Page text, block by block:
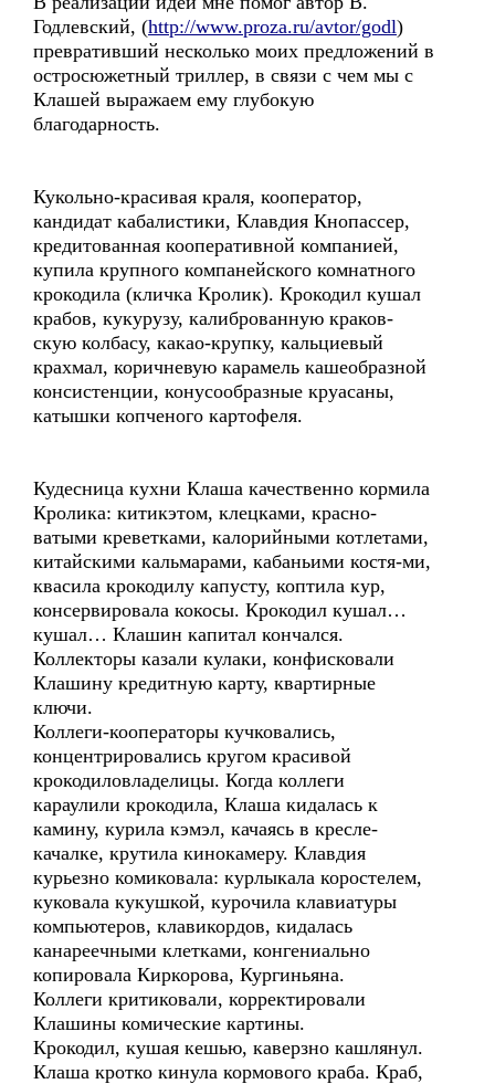
Годлевский, (http://www.proza.ru/avtor/godl)
превративший несколько моих предложений в
остросюжетный триллер, в связи с чем мы с
Клашей выражаем ему глубокую
благодарность.
Кукольно-красивая краля, кооператор,
кандидат кабалистики, Клавдия Кнопассер,
кредитованная кооперативной компанией,
купила крупного компанейского комнатного
крокодила (кличка Кролик). Крокодил кушал
крабов, кукурузу, калиброванную краков-
скую колбасу, какао-крупку, кальциевый
крахмал, коричневую карамель кашеобразной
консистенции, конусообразные круасаны,
катышки копченого картофеля.
Кудесница кухни Клаша качественно кормила
Кролика: китикэтом, клецками, красно-
ватыми креветками, калорийными котлетами,
китайскими кальмарами, кабаньими костя-ми,
квасила крокодилу капусту, коптила кур,
консервировала кокосы. Крокодил кушал…
кушал… Клашин капитал кончался.
Коллекторы казали кулаки, конфисковали
Клашину кредитную карту, квартирные
ключи.
Коллеги-кооператоры кучковались,
концентрировались кругом красивой
крокодиловладелицы. Когда коллеги
караулили крокодила, Клаша кидалась к
камину, курила кэмэл, качаясь в кресле-
качалке, крутила кинокамеру. Клавдия
курьезно комиковала: курлыкала коростелем,
куковала кукушкой, курочила клавиатуры
компьютеров, клавикордов, кидалась
канареечными клетками, конгениально
копировала Киркорова, Кургиньяна.
Коллеги критиковали, корректировали
Клашины комические картины.
Крокодил, кушая кешью, каверзно кашлянул.
Клаша кротко кинула кормового краба. Краб,